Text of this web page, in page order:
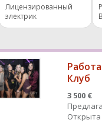
Лицензированный
электрик
Клуб
3 500 €
Открыта